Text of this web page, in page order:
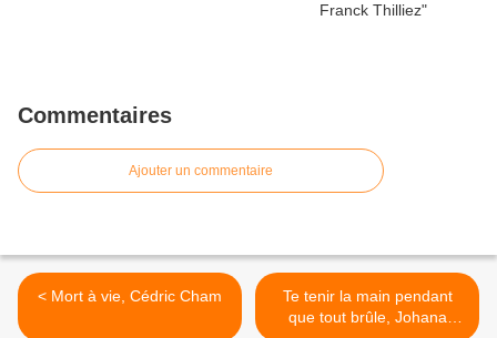
Commentaires
Ajouter un commentaire
< Mort à vie, Cédric Cham
Te tenir la main pendant
que tout brûle, Johana